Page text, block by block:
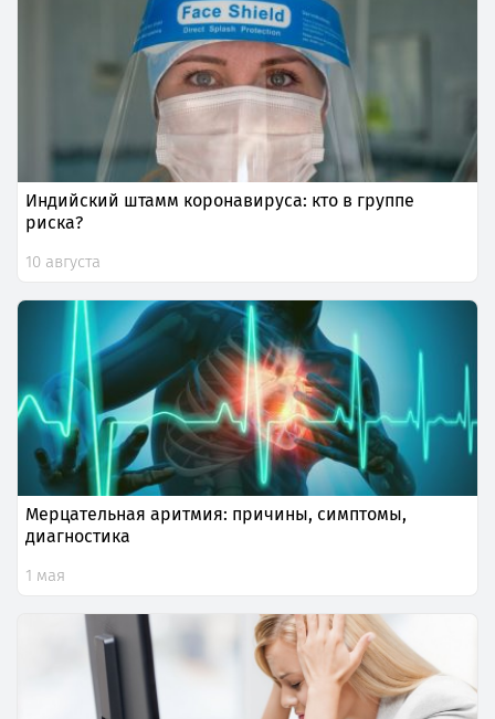
Индийский штамм коронавируса: кто в группе
риска?
10 августа
Мерцательная аритмия: причины, симптомы,
диагностика
1 мая